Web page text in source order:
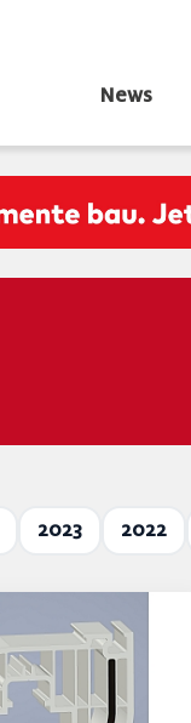
News
2023 2022